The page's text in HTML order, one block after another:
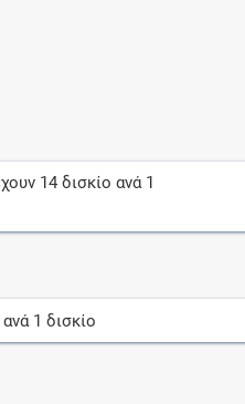
14 δισκίο ανά 1
ανά 1 δισκίο